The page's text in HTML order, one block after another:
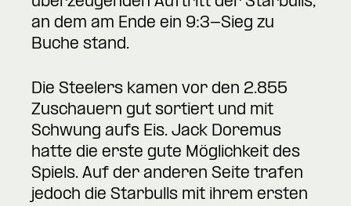
an dem am Ende ein 9:3-Sieg zu
Buche stand.
Die Steelers kamen vor den 2.855
Zuschauern gut sortiert und mit
Schwung aufs Eis. Jack Doremus
hatte die erste gute Möglichkeit des
Spiels. Auf der anderen Seite trafen
jedoch die Starbulls mit ihrem ersten